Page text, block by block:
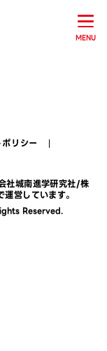
MENU
リシー
社城南進学研究社/株
営しています。
Reserved.